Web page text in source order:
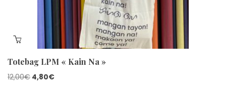
Totebag LPM « Kain Na »
12,00€ Le
4,80€Le